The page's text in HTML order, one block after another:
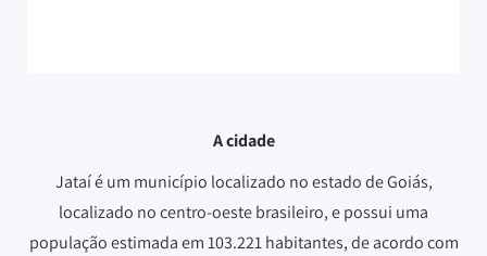
A cidade
Jataí é um município localizado no estado de Goiás,
localizado no centro-oeste brasileiro, e possui uma
população estimada em 103.221 habitantes, de acordo com